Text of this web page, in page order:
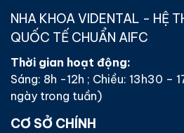
NHA KHOA VIDENTAL - HỆ
QUỐC TẾ CHUẨN AIFC
Thời gian hoạt động:
Sáng: 8h -12h ; Chiều: 13h30 –
ngày trong tuần)
CƠ SỞ CHÍNH